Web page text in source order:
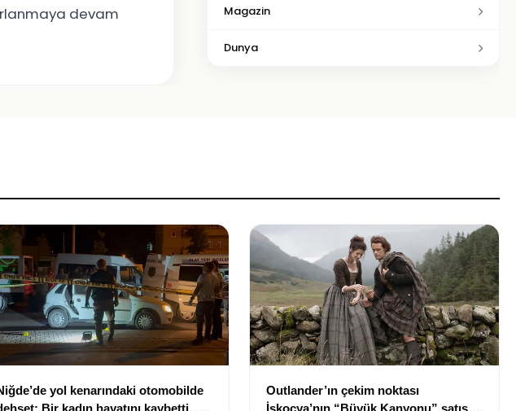
devam
Magazin
Dunya
yol kenarındaki otomobilde
Bir kadın hayatını kaybetti, bir
Outlander’ın çekim noktası
İskoçya’nın “Büyük Kanyonu” satışa